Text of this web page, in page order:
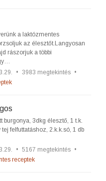
a laktózmentes
az élesztőt.Langyosan
rászorjuk a többi
• 3983 megtekintés •
burgonya, 3dkg élesztő, 1 t.k.
felfuttatáshoz, 2.k.k.só, 1 db
• 5167 megtekintés •
receptek